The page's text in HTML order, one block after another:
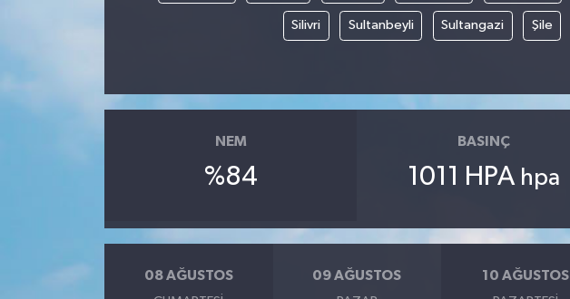
Silivri Sultanbeyli Sultangazi Şile
NEM
%84
BASINÇ
1011 HPA hpa
08 AĞUSTOS 09 AĞUSTOS 10 AĞUSTOS